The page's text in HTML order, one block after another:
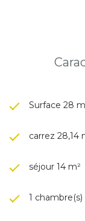
Surface 28
carrez 28,14
séjour 14 m²
1 chambre(s)